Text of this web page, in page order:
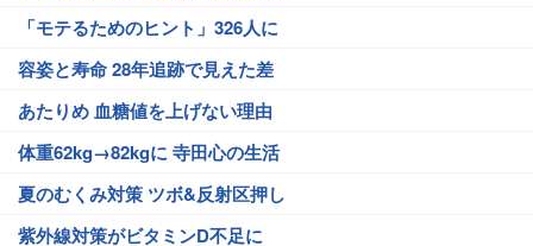
「モテるためのヒント」326人に
容姿と寿命 28年追跡で見えた差
あたりめ 血糖値を上げない理由
体重62kg→82kgに 寺田心の生活
夏のむくみ対策 ツボ&反射区押し
紫外線対策がビタミンD不足に